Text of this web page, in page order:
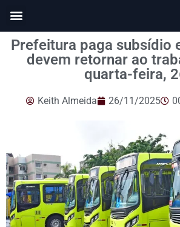
Prefeitura paga subsídio
devem retornar ao
quarta-feira,
Keith Almeida 26/11/2025